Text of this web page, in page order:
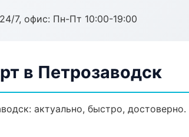
7, офис: Пн-Пт 10:00-19:00
в Петрозаводск
актуально, быстро,